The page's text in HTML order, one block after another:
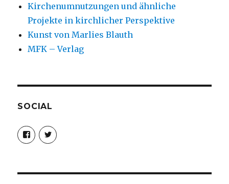
Kirchenumnutzungen und ähnliche
Projekte in kirchlicher Perspektive
Kunst von Marlies Blauth
MFK – Verlag
SOCIAL
Profil
von
christoph.fleischer1
anzeigen
Profil
von
anzeigen